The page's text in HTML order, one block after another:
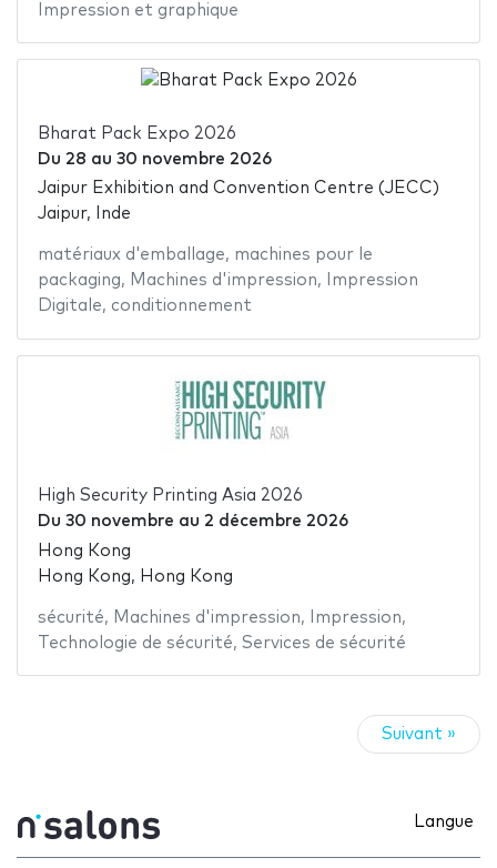
Impression et graphique
Bharat Pack Expo 2026
Du 28 au 30 novembre 2026
Jaipur Exhibition and Convention Centre (JECC)
Jaipur, Inde
matériaux d'emballage, machines pour le
packaging, Machines d'impression,
Impression
Digitale, conditionnement
High Security Printing Asia 2026
Du 30 novembre au 2 décembre 2026
Hong Kong
Hong Kong, Hong Kong
sécurité, Machines d'impression, Impression,
Technologie de sécurité, Services de sécurité
Suivant »
Langue